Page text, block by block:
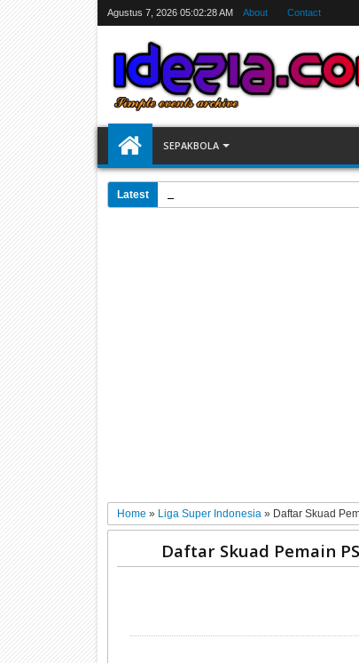
Agustus 7, 2026 05:02:29 AM About Contact
SEPAKBOLA
Latest
Home » Liga Super Indonesia » Daftar Skuad
Daftar Skuad Pemain